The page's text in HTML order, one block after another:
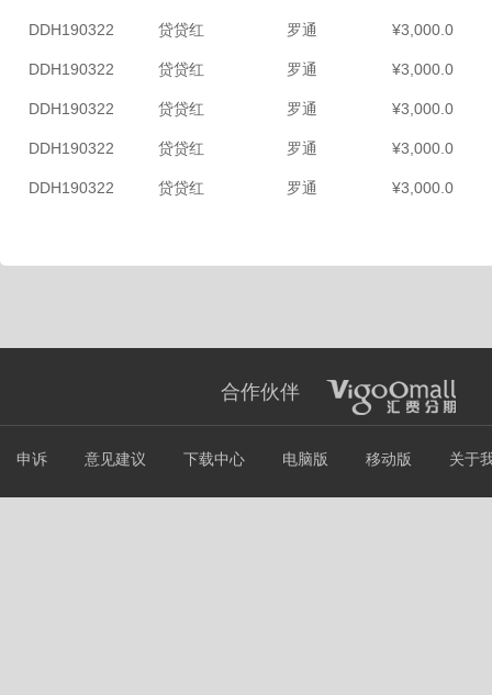
DDH190322 贷贷红 罗通 ¥3,000.0
DDH190322 贷贷红 罗通 ¥3,000.0
DDH190322 贷贷红 罗通 ¥3,000.0
DDH190322 贷贷红 罗通 ¥3,000.0
DDH190322 贷贷红 罗通 ¥3,000.0
合作伙伴
申诉 意见建议 下载中心 电脑版 移动版 关于